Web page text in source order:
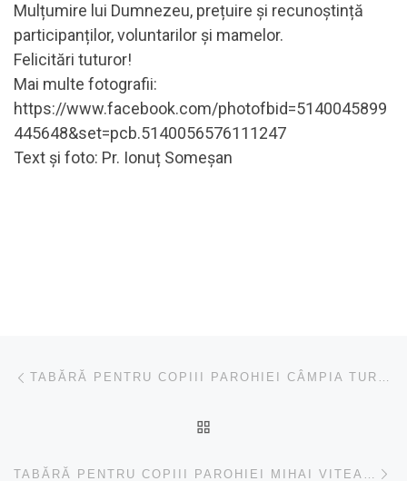
Mulțumire lui Dumnezeu, prețuire și recunoștință
participanților, voluntarilor și mamelor.
Felicitări tuturor!
Mai multe fotografii:
https://www.facebook.com/photofbid=5140045899
445648&set=pcb.5140056576111247
Text și foto: Pr. Ionuț Someșan
Navigare în articole TABĂRĂ PENTRU COPIII PAROHIEI CÂMPIA TURZII II